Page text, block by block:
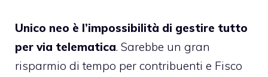
Unico neo è l’impossibilità di gestire tutto
per via telematica. Sarebbe un gran
risparmio di tempo per contribuenti e Fisco